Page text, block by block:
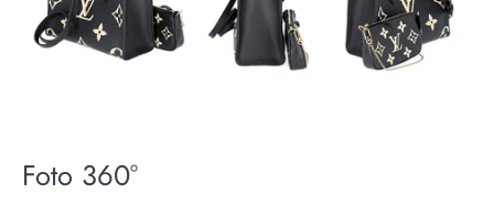
Foto 360°